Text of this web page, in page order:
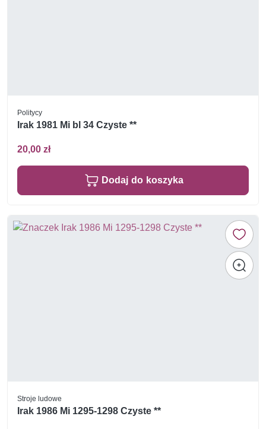
Politycy
Irak 1981 Mi bl 34 Czyste **
20,00 zł
Dodaj do koszyka
Stroje ludowe
Irak 1986 Mi 1295-1298 Czyste **